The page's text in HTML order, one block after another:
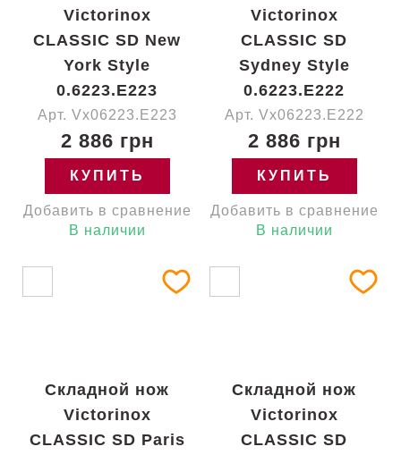
Victorinox
CLASSIC SD New
York Style
0.6223.E223
Арт. Vx06223.E223
2 886 грн
КУПИТЬ
Добавить в сравнение
В наличии
Victorinox
CLASSIC SD
Sydney Style
0.6223.E222
Арт. Vx06223.E222
2 886 грн
КУПИТЬ
Добавить в сравнение
В наличии
Складной нож
Victorinox
CLASSIC SD Paris
Складной нож
Victorinox
CLASSIC SD